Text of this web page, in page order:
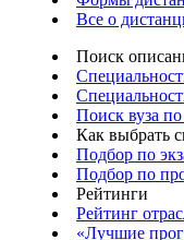
Все о
Поиск
Поиск вуза
Как выбрать
Подбор по
Подбор по
Рейтинги
Рейтинг
«Лучшие